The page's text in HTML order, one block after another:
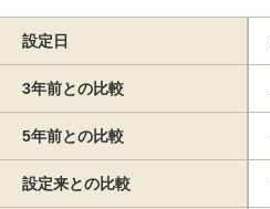
設定日
3年前との比較
5年前との比較
設定来との比較